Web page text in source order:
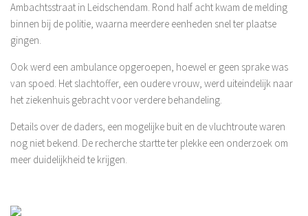
Ambachtsstraat in Leidschendam. Rond half acht kwam de melding
binnen bij de politie, waarna meerdere eenheden snel ter plaatse
gingen.
Ook werd een ambulance opgeroepen, hoewel er geen sprake was
van spoed. Het slachtoffer, een oudere vrouw, werd uiteindelijk naar
het ziekenhuis gebracht voor verdere behandeling.
Details over de daders, een mogelijke buit en de vluchtroute waren
nog niet bekend. De recherche startte ter plekke een onderzoek om
meer duidelijkheid te krijgen.